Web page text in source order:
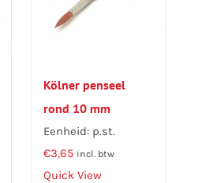
Kölner penseel
rond 10 mm
Eenheid: p.st.
€3,65 incl. btw
Quick View